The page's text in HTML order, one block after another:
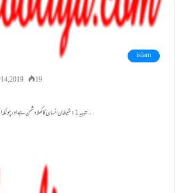
islam
2019 19
تنبیہ1: شیطان انسان کاکھلادشمن ہے اور چونکہ انسان کی سب سے اعلیٰ چیز اس کا دل ہے لہٰذا…